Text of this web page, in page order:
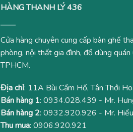
HÀNG THANH LÝ 436
Cửa hàng chuyên cung cấp bàn ghế
phòng, nội thất gia đình, đồ dùng
TPHCM.
Địa chỉ: 11A Bùi Cẩm Hổ, Tân Thới
Bán hàng 1: 0934.028.439 - Mr.
Bán hàng 2: 0932.920.926 - Mr. Hiếu
Thu mua: 0906.920.921